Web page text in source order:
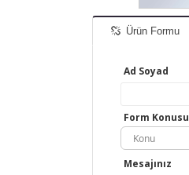
Ürün Formu
Ad Soyad
Form Konusu
Konu
Mesajınız